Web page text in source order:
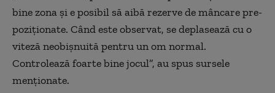
bine zona şi e posibil să aibă rezerve de mâncare pre-
poziţionate. Când este observat, se deplasează cu o
viteză neobişnuită pentru un om normal.
Controlează foarte bine jocul”, au spus sursele
menţionate.